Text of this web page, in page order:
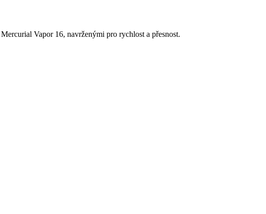
Vapor 16, navrženými pro rychlost a přesnost.